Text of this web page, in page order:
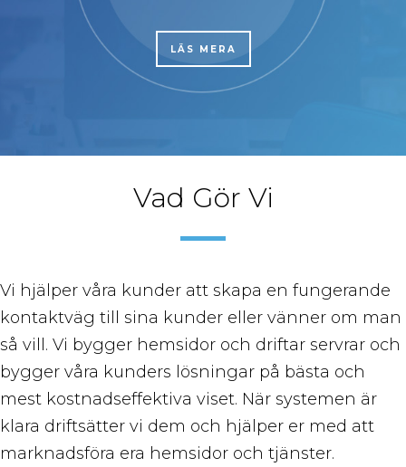
LÄS MERA
Vad Gör Vi
Vi hjälper våra kunder att skapa en fungerande
kontaktväg till sina kunder eller vänner om man
så vill. Vi bygger hemsidor och driftar servrar och
bygger våra kunders lösningar på bästa och
mest kostnadseffektiva viset. När systemen är
klara driftsätter vi dem och hjälper er med att
marknadsföra era hemsidor och tjänster.